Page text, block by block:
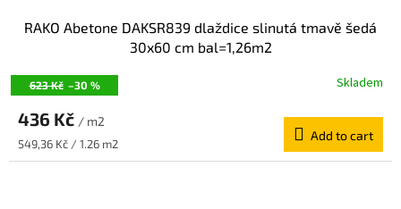
623 Kč –30 %
RAKO Abetone DAKSR839 dlaždice slinutá tmavě šedá
30x60 cm bal=1,26m2
Skladem
436 Kč / m2
Measure
price:
549,36 Kč / 1.26 m2
Add to cart